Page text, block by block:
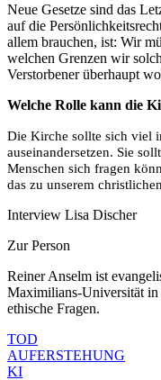
Neue Gesetze sind das
auf die
allem brauchen, ist: Wir
welchen Grenzen wir
Verstorbener überhaupt
Welche Rolle kann die
Die Kirche sollte sich viel
auseinandersetzen. Sie
Menschen sich fragen
das zu unserem
Interview Lisa Discher
Zur Person
Reiner Anselm ist
Maximilians-Universität
ethische Fragen.
TOD
AUFERSTEHUNG
KI